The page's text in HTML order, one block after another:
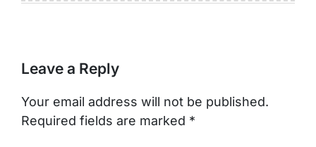
Leave a Reply
Your email address will not be published.
Required fields are marked *